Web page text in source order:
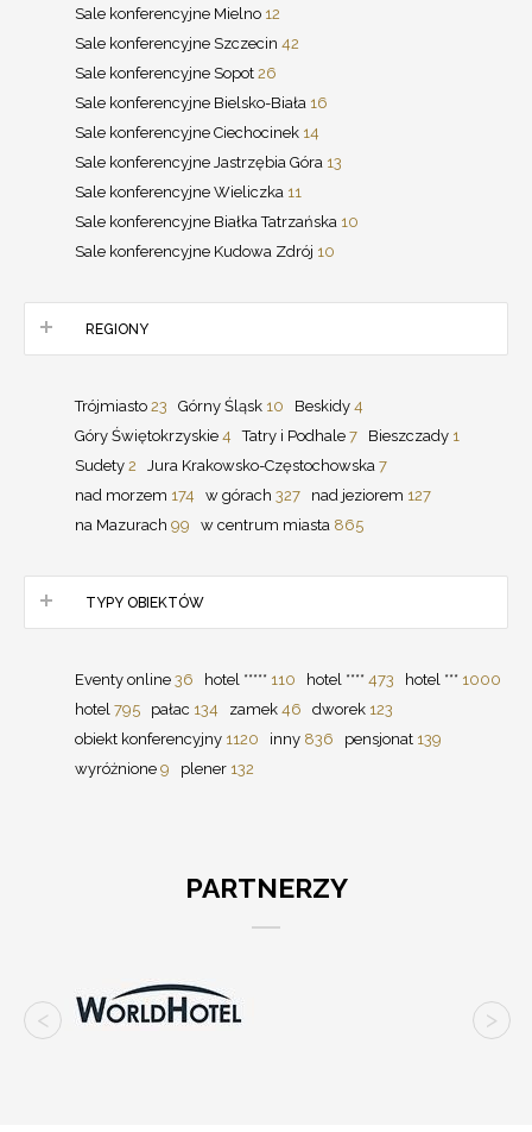
Sale konferencyjne Mielno 12
Sale konferencyjne Szczecin 42
Sale konferencyjne Sopot 26
Sale konferencyjne Bielsko-Biała 16
Sale konferencyjne Ciechocinek 14
Sale konferencyjne Jastrzębia Góra 13
Sale konferencyjne Wieliczka 11
Sale konferencyjne Białka Tatrzańska 10
Sale konferencyjne Kudowa Zdrój 10
REGIONY
Trójmiasto 23 Górny Śląsk 10 Beskidy 4
Góry Świętokrzyskie 4 Tatry i Podhale 7 Bieszczady 1
Sudety 2 Jura Krakowsko-Częstochowska 7
nad morzem 174 w górach 327 nad jeziorem 127
na Mazurach 99 w centrum miasta 865
TYPY OBIEKTÓW
Eventy online 36 hotel ***** 110 hotel **** 473 hotel *** 1000
hotel 795 pałac 134 zamek 46 dworek 123
obiekt konferencyjny 1120 inny 836 pensjonat 139
wyróżnione 9 plener 132
PARTNERZY